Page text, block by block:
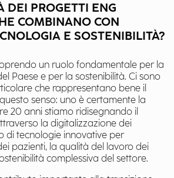
DEI PROGETTI ENG
COMBINANO CON
E SOSTENIBILITÀ?
un ruolo fondamentale per la
Paese e per la sostenibilità. Ci sono
che rappresentano bene il
senso: uno è certamente la
20 anni stiamo ridisegnando il
la digitalizzazione dei
di tecnologie innovative per
pazienti, la qualità del lavoro dei
complessiva del settore.